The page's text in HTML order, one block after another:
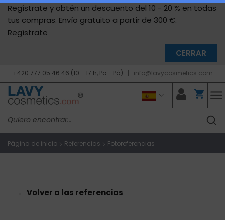
Regístrate y obtén un descuento del 10 - 20 % en todas
tus compras. Envío gratuito a partir de 300 €.
Regístrate
CERRAR
+420 777 05 46 46 (10 - 17 h, Po - Pá) info@lavycosmetics.com
Página de inicio Referencias Fotoreferencias
← Volver a las referencias